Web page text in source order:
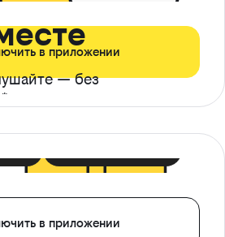
— без
в приложении
в приложении